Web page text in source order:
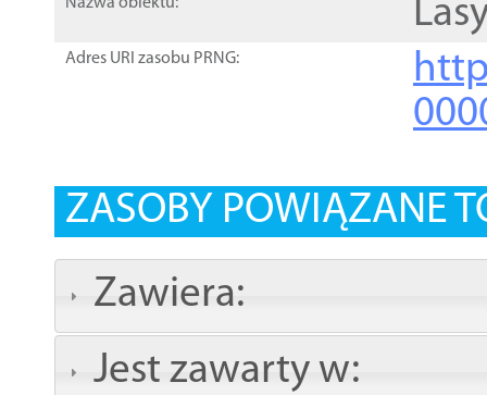
Adres URI zasobu PRNG:
ZASOBY POWIĄZANE
Zawiera:
Jest zawarty w: